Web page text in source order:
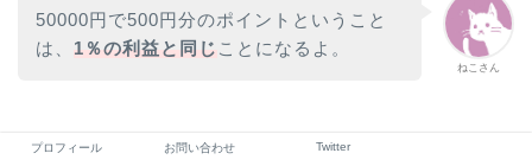
ねこさん
50000円で500円分のポイントということ
は、 1％の利益と同じ ことになるよ。
プロフィール お問い合わせ Twitter